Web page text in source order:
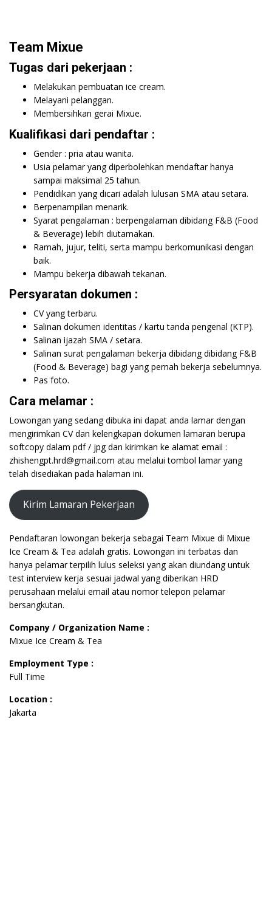
Team Mixue
Tugas dari pekerjaan :
Melakukan pembuatan ice cream.
Melayani pelanggan.
Membersihkan gerai Mixue.
Kualifikasi dari pendaftar :
Gender : pria atau wanita.
Usia pelamar yang diperbolehkan mendaftar hanya
sampai maksimal 25 tahun.
Pendidikan yang dicari adalah lulusan SMA atau setara.
Berpenampilan menarik.
Syarat pengalaman : berpengalaman dibidang F&B (Food
& Beverage) lebih diutamakan.
Ramah, jujur, teliti, serta mampu berkomunikasi dengan
baik.
Mampu bekerja dibawah tekanan.
Persyaratan dokumen :
CV yang terbaru.
Salinan dokumen identitas / kartu tanda pengenal (KTP).
Salinan ijazah SMA / setara.
Salinan surat pengalaman bekerja dibidang dibidang F&B
(Food & Beverage) bagi yang pernah bekerja sebelumnya.
Pas foto.
Cara melamar :
Lowongan yang sedang dibuka ini dapat anda lamar dengan
mengirimkan CV dan kelengkapan dokumen lamaran berupa
softcopy dalam pdf / jpg dan kirimkan ke alamat email :
zhishengpt.hrd@gmail.com atau melalui tombol lamar yang
telah disediakan pada halaman ini.
Kirim Lamaran Pekerjaan
Pendaftaran lowongan bekerja sebagai Team Mixue di Mixue
Ice Cream & Tea adalah gratis. Lowongan ini terbatas dan
hanya pelamar terpilih lulus seleksi yang akan diundang untuk
test interview kerja sesuai jadwal yang diberikan HRD
perusahaan melalui email atau nomor telepon pelamar
bersangkutan.
Company / Organization Name :
Mixue Ice Cream & Tea
Employment Type :
Full Time
Location :
Jakarta